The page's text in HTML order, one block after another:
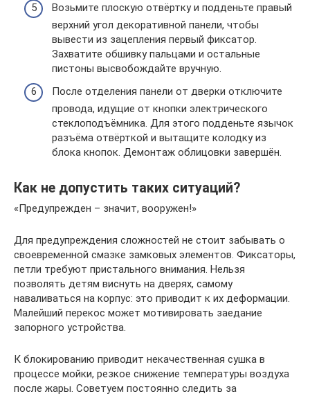
Возьмите плоскую отвёртку и подденьте правый
верхний угол декоративной панели, чтобы
вывести из зацепления первый фиксатор.
Захватите обшивку пальцами и остальные
пистоны высвобождайте вручную.
После отделения панели от дверки отключите
провода, идущие от кнопки электрического
стеклоподъёмника. Для этого подденьте язычок
разъёма отвёрткой и вытащите колодку из
блока кнопок. Демонтаж облицовки завершён.
Как не допустить таких ситуаций?
«Предупрежден – значит, вооружен!»
Для предупреждения сложностей не стоит забывать о
своевременной смазке замковых элементов. Фиксаторы,
петли требуют пристального внимания. Нельзя
позволять детям виснуть на дверях, самому
наваливаться на корпус: это приводит к их деформации.
Малейший перекос может мотивировать заедание
запорного устройства.
К блокированию приводит некачественная сушка в
процессе мойки, резкое снижение температуры воздуха
после жары. Советуем постоянно следить за